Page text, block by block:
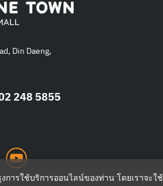
Din Daeng,
248 5855
การใช้บริการออนไลน์ของท่าน โดยเราจะใ